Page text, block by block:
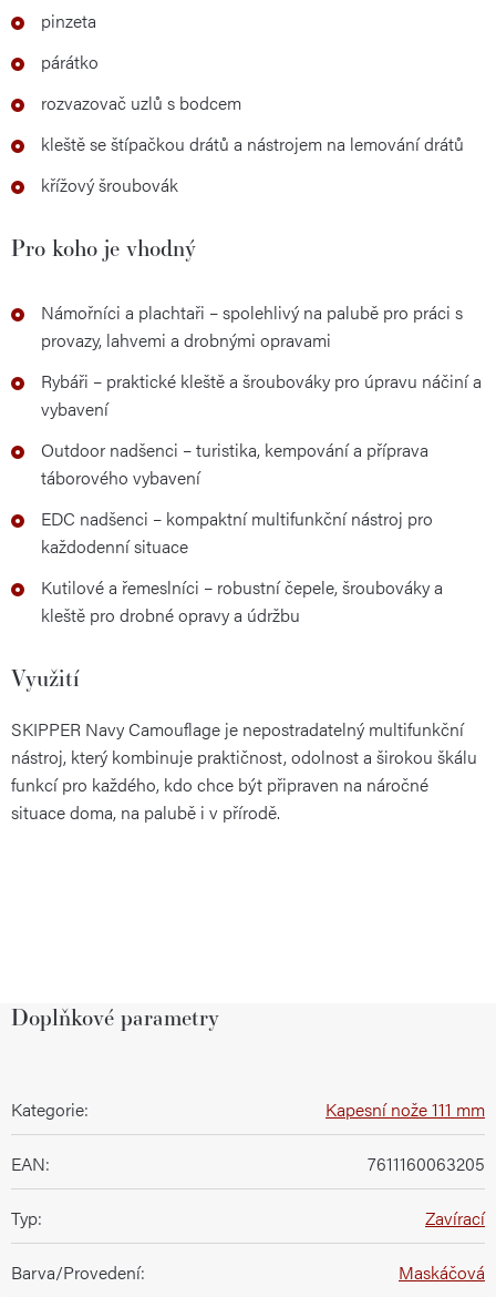
pinzeta
párátko
rozvazovač uzlů s bodcem
kleště se štípačkou drátů a nástrojem na lemování drátů
křížový šroubovák
Pro koho je vhodný
Námořníci a plachtaři – spolehlivý na palubě pro práci s
provazy, lahvemi a drobnými opravami
Rybáři – praktické kleště a šroubováky pro úpravu náčiní a
vybavení
Outdoor nadšenci – turistika, kempování a příprava
táborového vybavení
EDC nadšenci – kompaktní multifunkční nástroj pro
každodenní situace
Kutilové a řemeslníci – robustní čepele, šroubováky a
kleště pro drobné opravy a údržbu
Využití
SKIPPER Navy Camouflage je nepostradatelný multifunkční
nástroj, který kombinuje praktičnost, odolnost a širokou škálu
funkcí pro každého, kdo chce být připraven na náročné
situace doma, na palubě i v přírodě.
Doplňkové parametry
Kategorie: Kapesní nože 111 mm
EAN: 7611160063205
Typ: Zavírací
Barva/Provedení: Maskáčová